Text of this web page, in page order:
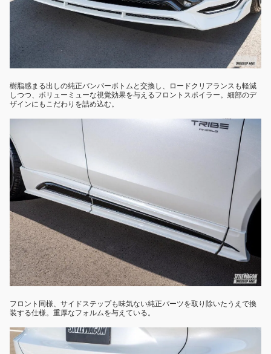
樹脂感まる出しの純正バンパーボトムと交換し、ロードクリアランスも軽減
しつつ、ボリューミューな視覚効果を与えるフロントスポイラー。細部のデ
ザインにもこだわりを詰め込む。
フロント同様、サイドステップも味気ない純正パーツを取り除いたうえで換
装する仕様。重厚なフォルムを与えている。